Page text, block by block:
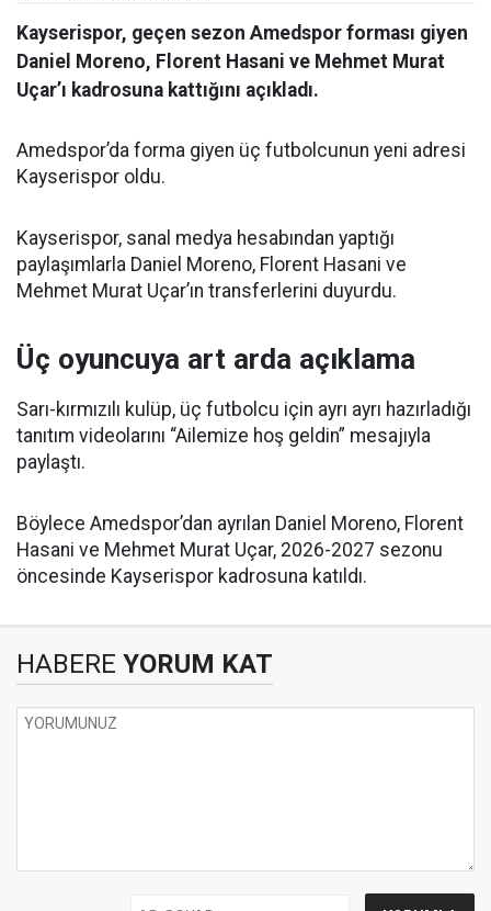
Kayserispor, geçen sezon Amedspor forması giyen
Daniel Moreno, Florent Hasani ve Mehmet Murat
Uçar’ı kadrosuna kattığını açıkladı.
Amedspor’da forma giyen üç futbolcunun yeni adresi
Kayserispor oldu.
Kayserispor, sanal medya hesabından yaptığı
paylaşımlarla Daniel Moreno, Florent Hasani ve
Mehmet Murat Uçar’ın transferlerini duyurdu.
Üç oyuncuya art arda açıklama
Sarı-kırmızılı kulüp, üç futbolcu için ayrı ayrı hazırladığı
tanıtım videolarını “Ailemize hoş geldin” mesajıyla
paylaştı.
Böylece Amedspor’dan ayrılan Daniel Moreno, Florent
Hasani ve Mehmet Murat Uçar, 2026-2027 sezonu
öncesinde Kayserispor kadrosuna katıldı.
HABERE YORUM KAT